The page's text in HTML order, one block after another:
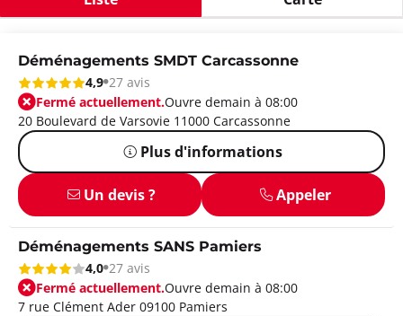
Déménagements SMDT Carcassonne
4,9 27 avis
Fermé actuellement.Ouvre demain à 08:00
20 Boulevard de Varsovie 11000 Carcassonne
Plus d'informations
Un devis ? Appeler
Déménagements SANS Pamiers
4,0 27 avis
Fermé actuellement.Ouvre demain à 08:00
7 rue Clément Ader 09100 Pamiers